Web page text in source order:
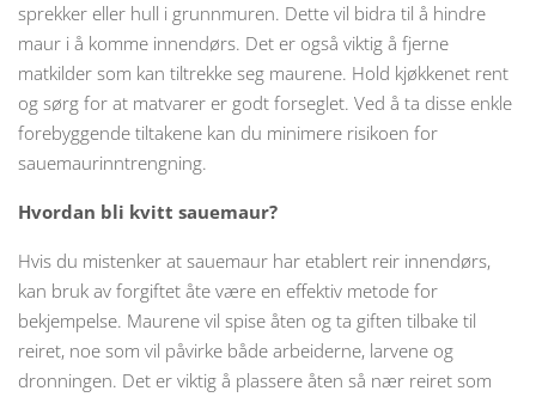
sprekker eller hull i grunnmuren. Dette vil bidra til å hindre
maur i å komme innendørs. Det er også viktig å fjerne
matkilder som kan tiltrekke seg maurene. Hold kjøkkenet rent
og sørg for at matvarer er godt forseglet. Ved å ta disse enkle
forebyggende tiltakene kan du minimere risikoen for
sauemaurinntrengning.
Hvordan bli kvitt sauemaur?
Hvis du mistenker at sauemaur har etablert reir innendørs,
kan bruk av forgiftet åte være en effektiv metode for
bekjempelse. Maurene vil spise åten og ta giften tilbake til
reiret, noe som vil påvirke både arbeiderne, larvene og
dronningen. Det er viktig å plassere åten så nær reiret som